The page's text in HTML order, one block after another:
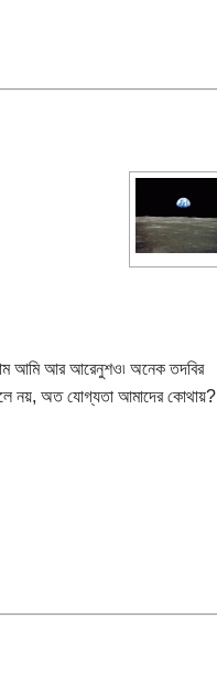
আমি আর আরেনুশও৷ অনেক তদবির
নয়, অত যোগ্যতা আমাদের কোথায়?